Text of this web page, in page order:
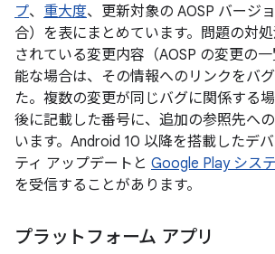
プ、 重大度、更新対象の AOSP バージ
合）を表にまとめています。問題の対
されている変更内容（AOSP の変更の
能な場合は、その情報へのリンクをバ
た。複数の変更が同じバグに関係する
後に記載した番号に、追加の参照先へ
います。Android 10 以降を搭載したデ
ティ アップデートと Google Play シス
を受信することがあります。
プラットフォーム アプリ